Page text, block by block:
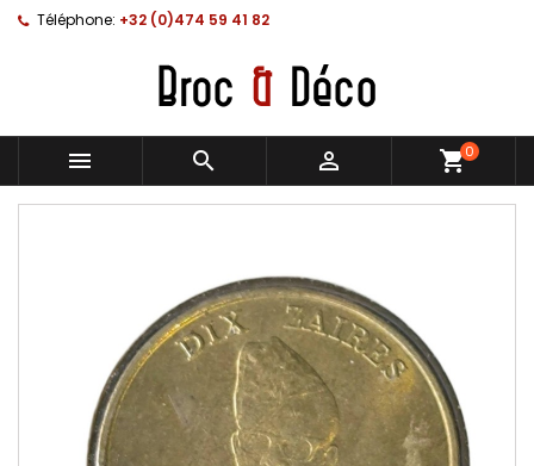
Téléphone: +32 (0)474 59 41 82
   shopping_cart0